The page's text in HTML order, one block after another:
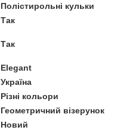
Полістирольні кульки
Так
Так
Elegant
Україна
Різні кольори
Геометричний візерунок
Новий